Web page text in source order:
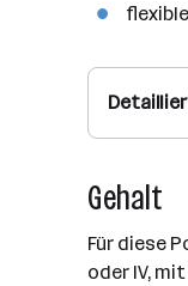
Gehalt
Für diese
oder IV,